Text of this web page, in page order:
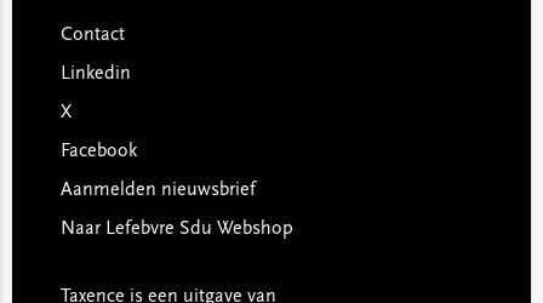
Contact
Linkedin
X
Facebook
Aanmelden nieuwsbrief
Naar Lefebvre Sdu Webshop
Taxence is een uitgave van